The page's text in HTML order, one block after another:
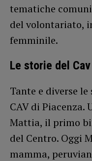
tematiche
del volontariato,
femminile.
Le storie del Cav
Tante e diverse
CAV di Piacenza.
Mattia, il primo
del Centro. Oggi
mamma,